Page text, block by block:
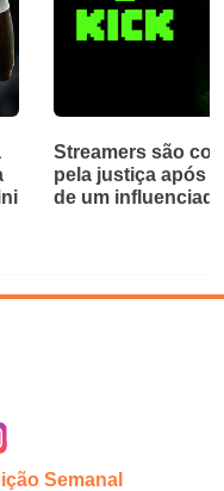
Streamers são
pela justiça após
de um
Semanal